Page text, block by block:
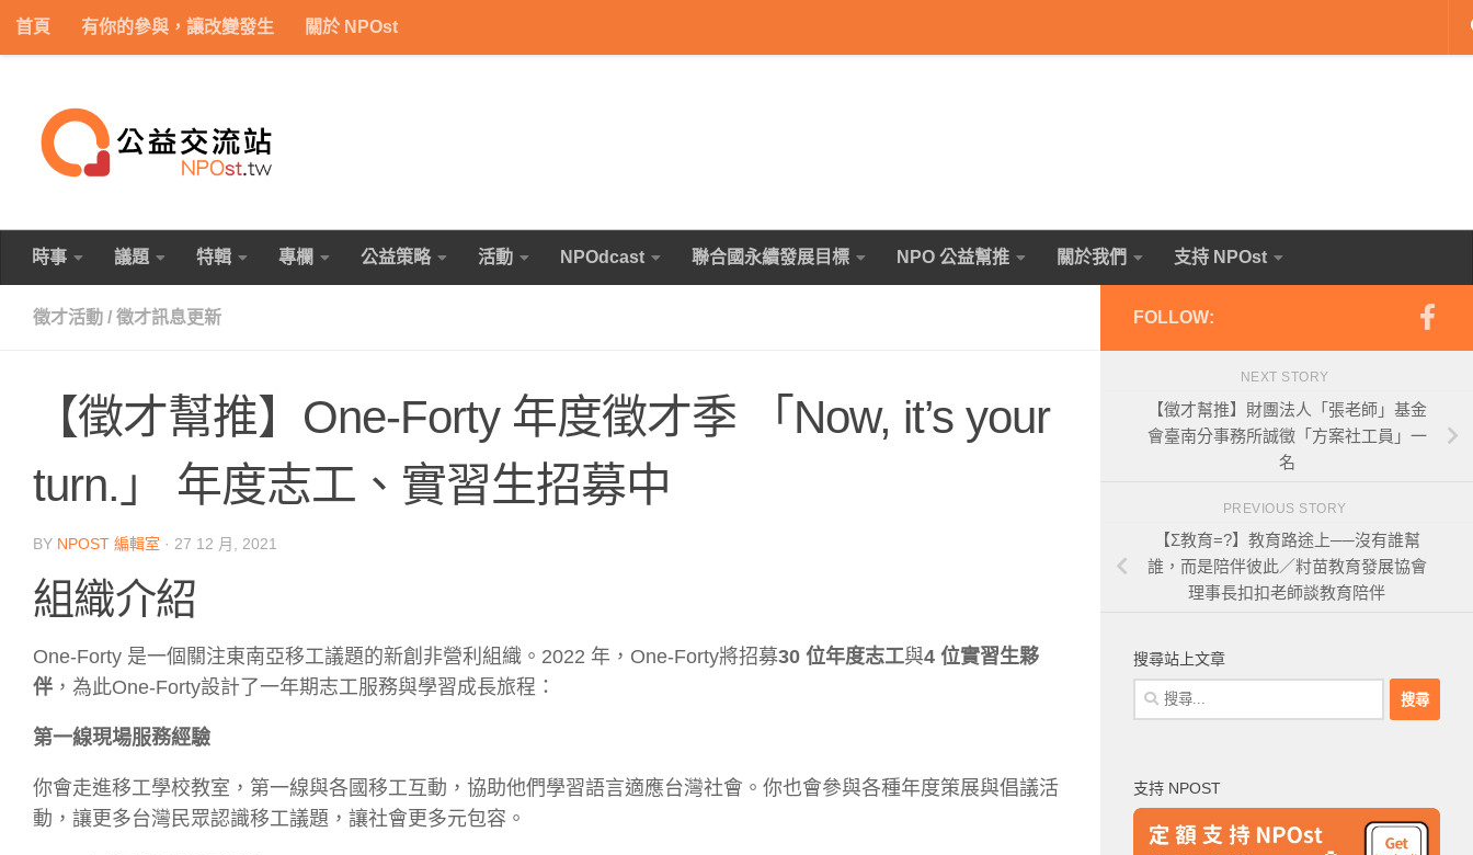
Skip to content
首頁 有你的參與，讓改變發生 關於 NPOst
時事 議題 特輯 專欄 公益策略 活動 NPOdcast 聯合國永續發展目標 NPO 公益幫推 關於我們 支持 NPOst
徵才活動 / 徵才訊息更新
【徵才幫推】One-Forty 年度徵才季 「Now, it’s your
turn.」 年度志工、實習生招募中
BY NPOST 編輯室 · 27 12 月, 2021
組織介紹
One-Forty 是一個關注東南亞移工議題的新創非營利組織。2022 年，One-Forty將招募30 位年度志工與4 位實習生夥
伴 ，為此One-Forty設計了一年期志工服務與學習成長旅程：
第一線現場服務經驗
你會走進移工學校教室，第一線與各國移工互動，協助他們學習語言適應台灣社會。你也會參與各種年度策展與倡議活
動，讓更多台灣民眾認識移工議題，讓社會更多元包容。
FOLLOW:
NEXT STORY
【徵才幫推】財團法人「張老師」基金
會臺南分事務所誠徵「方案社工員」一
名
PREVIOUS STORY
【Σ教育=?】教育路途上──沒有誰幫
誰，而是陪伴彼此／籿苗教育發展協會
理事長扣扣老師談教育陪伴
搜尋站上文章
搜
尋
字:
支持 NPOST